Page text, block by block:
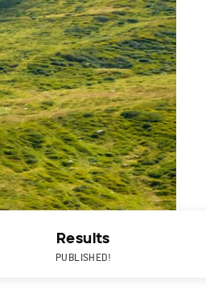
Results
PUBLISHED!